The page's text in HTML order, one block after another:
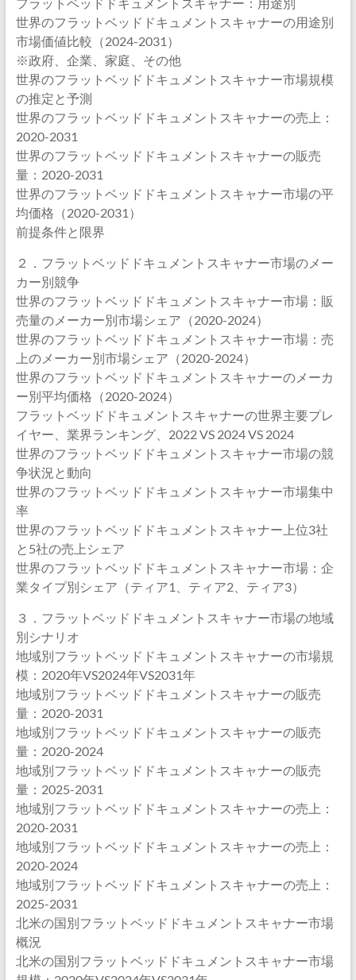
世界のフラットベッドドキュメントスキャナーの用途別
市場価値比較（2024-2031）
※政府、企業、家庭、その他
世界のフラットベッドドキュメントスキャナー市場規模
の推定と予測
世界のフラットベッドドキュメントスキャナーの売上：
2020-2031
世界のフラットベッドドキュメントスキャナーの販売
量：2020-2031
世界のフラットベッドドキュメントスキャナー市場の平
均価格（2020-2031）
前提条件と限界
２．フラットベッドドキュメントスキャナー市場のメー
カー別競争
世界のフラットベッドドキュメントスキャナー市場：販
売量のメーカー別市場シェア（2020-2024）
世界のフラットベッドドキュメントスキャナー市場：売
上のメーカー別市場シェア（2020-2024）
世界のフラットベッドドキュメントスキャナーのメーカ
ー別平均価格（2020-2024）
フラットベッドドキュメントスキャナーの世界主要プレ
イヤー、業界ランキング、2022 VS 2024 VS 2024
世界のフラットベッドドキュメントスキャナー市場の競
争状況と動向
世界のフラットベッドドキュメントスキャナー市場集中
率
世界のフラットベッドドキュメントスキャナー上位3社
と5社の売上シェア
世界のフラットベッドドキュメントスキャナー市場：企
業タイプ別シェア（ティア1、ティア2、ティア3）
３．フラットベッドドキュメントスキャナー市場の地域
別シナリオ
地域別フラットベッドドキュメントスキャナーの市場規
模：2020年VS2024年VS2031年
地域別フラットベッドドキュメントスキャナーの販売
量：2020-2031
地域別フラットベッドドキュメントスキャナーの販売
量：2020-2024
地域別フラットベッドドキュメントスキャナーの販売
量：2025-2031
地域別フラットベッドドキュメントスキャナーの売上：
2020-2031
地域別フラットベッドドキュメントスキャナーの売上：
2020-2024
地域別フラットベッドドキュメントスキャナーの売上：
2025-2031
北米の国別フラットベッドドキュメントスキャナー市場
概況
北米の国別フラットベッドドキュメントスキャナー市場